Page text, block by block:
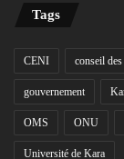
Tags
CENI conseil
gouvernement
OMS ONU
Université de Kara